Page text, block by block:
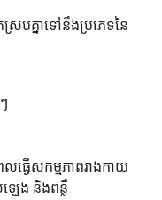
បគ្នាទៅនឹងប្រភេទនៃ
ធ្វើសកម្មភាពរាងកាយ
េង និងពន្លឺ